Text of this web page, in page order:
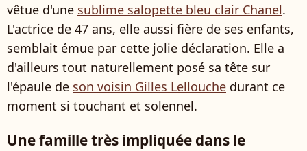
vêtue d'une sublime salopette bleu clair Chanel.
L'actrice de 47 ans, elle aussi fière de ses enfants,
semblait émue par cette jolie déclaration. Elle a
d'ailleurs tout naturellement posé sa tête sur
l'épaule de son voisin Gilles Lellouche durant ce
moment si touchant et solennel.
Une famille très impliquée dans le